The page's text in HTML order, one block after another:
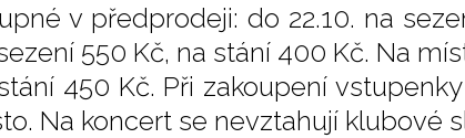
v předprodeji: do 22.10. na
550 Kč, na stání 400 Kč. Na
450 Kč. Při zakoupení
Na koncert se nevztahují klubové